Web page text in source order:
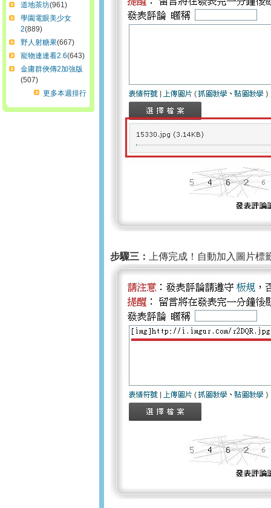
道地茶坊(961)
學園電眼美少女
2(889)
野人射糖果(667)
寵物連連看2.6(643)
金庸群俠傳2加強版
(507)
更多本週排行
步驟三： 上傳完成！自動加入圖片